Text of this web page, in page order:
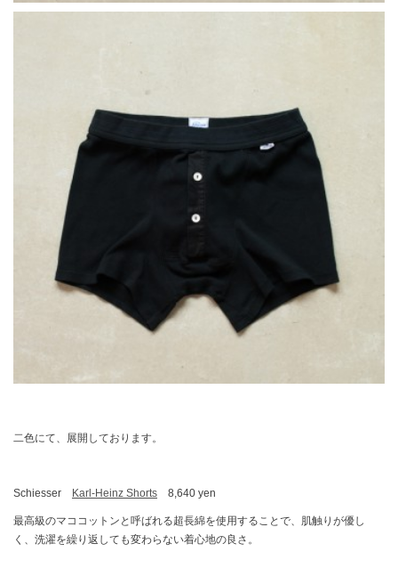
二色にて、展開しております。
Schiesser Karl-Heinz Shorts 8,640 yen
最高級のマココットンと呼ばれる超長綿を使用することで、肌触りが優し
く、洗濯を繰り返しても変わらない着心地の良さ。